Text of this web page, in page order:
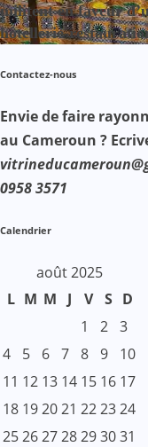
militent en faveur
hôtellerie-
Contactez-nous
Envie de faire
au Cameroun ?
0958 3571
Calendrier
août 2025
L M M J V S D
1
2 3
4
5 6 7 8 9
10
11 12 13 14 15 16 17
18 192021 222324
25262728293031